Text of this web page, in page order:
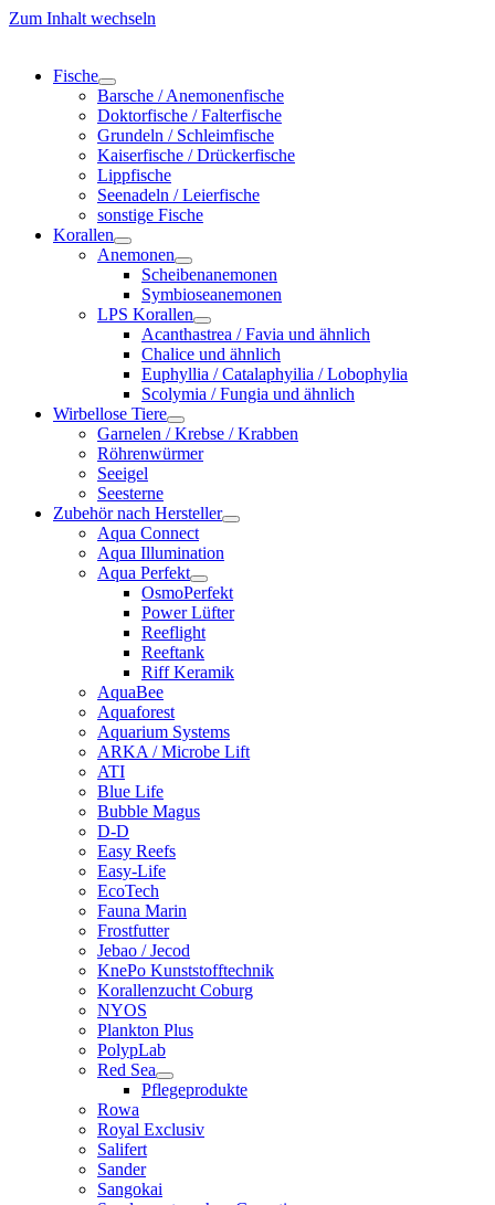
Zum Inhalt wechseln
Fische
Barsche / Anemonenfische
Doktorfische / Falterfische
Grundeln / Schleimfische
Kaiserfische / Drückerfische
Lippfische
Seenadeln / Leierfische
sonstige Fische
Korallen
Anemonen
Scheibenanemonen
Symbioseanemonen
LPS Korallen
Acanthastrea / Favia und ähnlich
Chalice und ähnlich
Euphyllia / Catalaphyilia / Lobophylia
Scolymia / Fungia und ähnlich
Wirbellose Tiere
Garnelen / Krebse / Krabben
Röhrenwürmer
Seeigel
Seesterne
Zubehör nach Hersteller
Aqua Connect
Aqua Illumination
Aqua Perfekt
OsmoPerfekt
Power Lüfter
Reeflight
Reeftank
Riff Keramik
AquaBee
Aquaforest
Aquarium Systems
ARKA / Microbe Lift
ATI
Blue Life
Bubble Magus
D-D
Easy Reefs
Easy-Life
EcoTech
Fauna Marin
Frostfutter
Jebao / Jecod
KnePo Kunststofftechnik
Korallenzucht Coburg
NYOS
Plankton Plus
PolypLab
Red Sea
Pflegeprodukte
Rowa
Royal Exclusiv
Salifert
Sander
Sangokai